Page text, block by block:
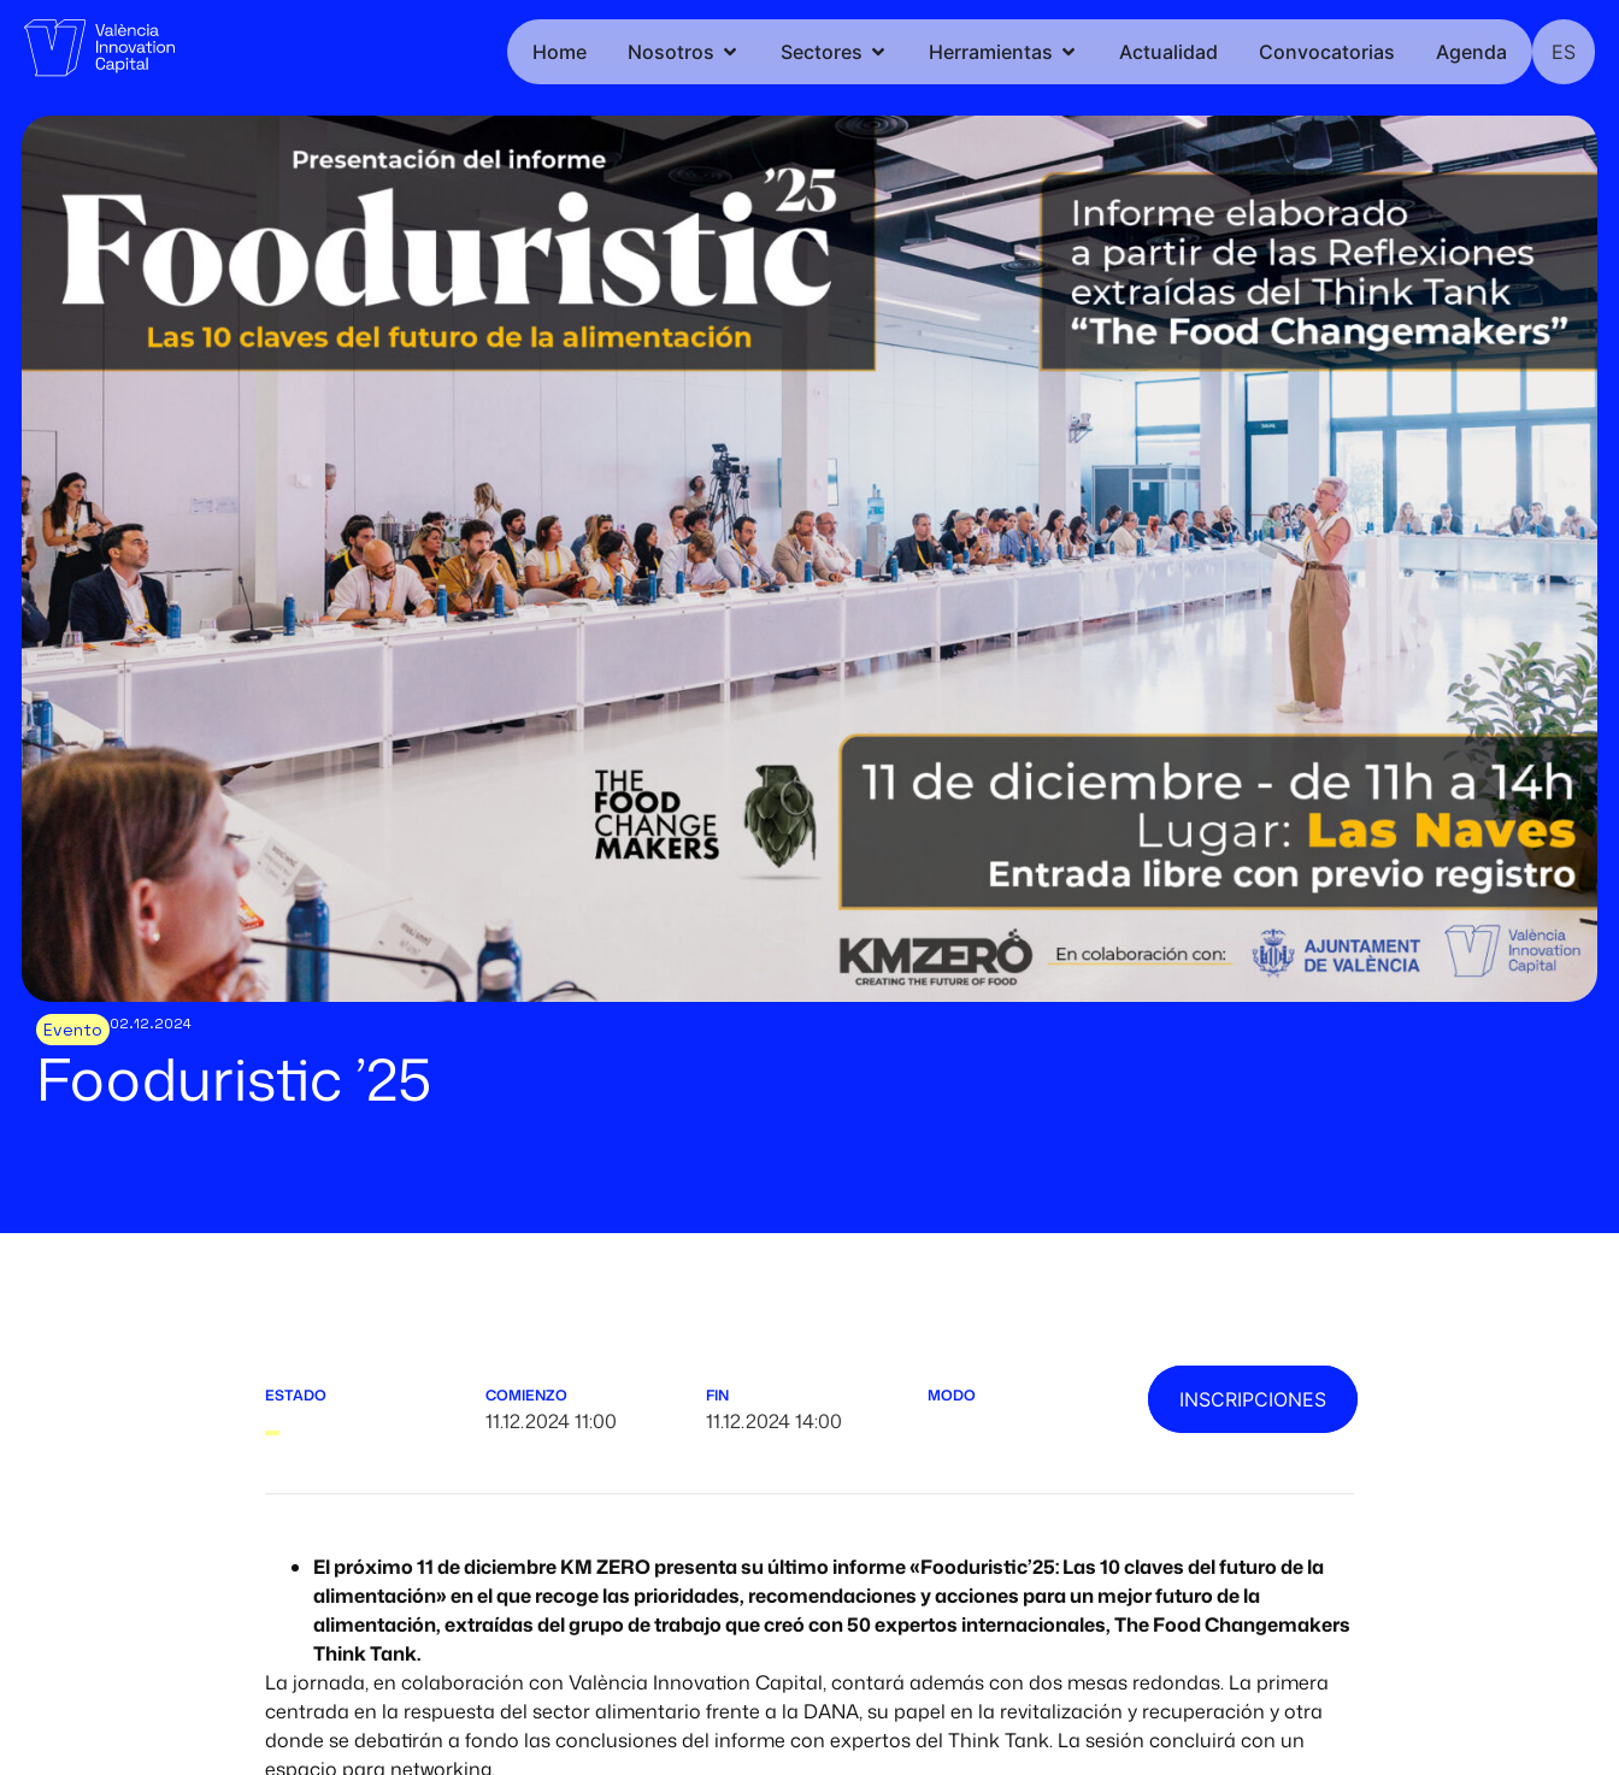
Home Nosotros Sectores Herramientas Actualidad Convocatorias Agenda ES
Evento 02.12.2024
Fooduristic ’25
ESTADO COMIENZO
11.12.2024 11:00
FIN
11.12.2024 14:00
MODO INSCRIPCIONES
El próximo 11 de diciembre KM ZERO presenta su último informe «Fooduristic’25: Las 10 claves del futuro de la
alimentación» en el que recoge las prioridades, recomendaciones y acciones para un mejor futuro de la
alimentación, extraídas del grupo de trabajo que creó con 50 expertos internacionales, The Food Changemakers
Think Tank.
La jornada, en colaboración con València Innovation Capital, contará además con dos mesas redondas. La primera
centrada en la respuesta del sector alimentario frente a la DANA, su papel en la revitalización y recuperación y otra
donde se debatirán a fondo las conclusiones del informe con expertos del Think Tank. La sesión concluirá con un
espacio para networking.